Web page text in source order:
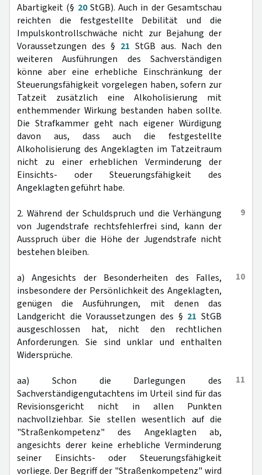
Abartigkeit (§ 20StGB). Auch in der Gesamtschau
reichten die festgestellte Debilität und die
Impulskontrollschwäche nicht zur Bejahung der
Voraussetzungen des § 21 StGB aus. Nach den
weiteren Ausführungen des Sachverständigen
könne aber eine erhebliche Einschränkung der
Steuerungsfähigkeit vorgelegen haben, sofern zur
Tatzeit zusätzlich eine Alkoholisierung mit
enthemmender Wirkung bestanden haben sollte.
Die Strafkammer geht nach eigener Würdigung
davon aus, dass auch die festgestellte
Alkoholisierung des Angeklagten im Tatzeitraum
nicht zu einer erheblichen Verminderung der
Einsichts- oder Steuerungsfähigkeit des
Angeklagten geführt habe.
9
2. Während der Schuldspruch und die Verhängung
von Jugendstrafe rechtsfehlerfrei sind, kann der
Ausspruch über die Höhe der Jugendstrafe nicht
bestehen bleiben.
10
a) Angesichts der Besonderheiten des Falles,
insbesondere der Persönlichkeit des Angeklagten,
genügen die Ausführungen, mit denen das
Landgericht die Voraussetzungen des § 21 StGB
ausgeschlossen hat, nicht den rechtlichen
Anforderungen. Sie sind unklar und enthalten
Widersprüche.
11
aa) Schon die Darlegungen des
Sachverständigengutachtens im Urteil sind für das
Revisionsgericht nicht in allen Punkten
nachvollziehbar. Sie stellen wesentlich auf die
"Straßenkompetenz" des Angeklagten ab,
angesichts derer keine erhebliche Verminderung
seiner Einsichts- oder Steuerungsfähigkeit
vorliege. Der Begriff der "Straßenkompetenz" wird